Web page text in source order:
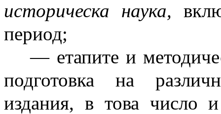
историческа наука,
период;
— етапите и
подготовка на
издания, в това число